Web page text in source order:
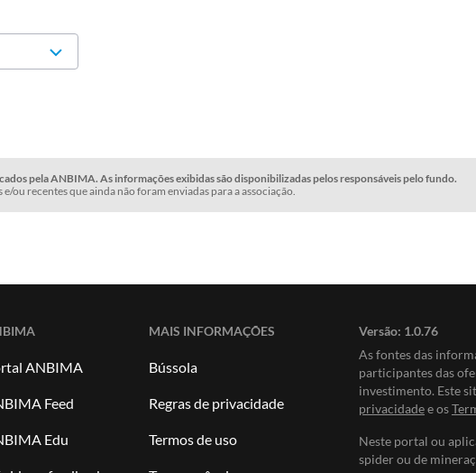
pela ANBIMA. As informações exibidas são disponibilizadas pelos responsáveis pelo fundo.
ou recentes que ainda não foram enviadas para a associação.
ANBIMA
Feed
Edu
MAIS INFORMAÇÕES
Bússola
Regras de privacidade
Termos de uso
Versão: 1.0.76
As fontes das
participantes das
investimento. Este
privacidadee os
Neste portal ou
spider ou de